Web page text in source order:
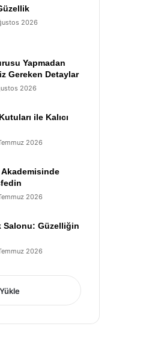
2026
Yapmadan
Gereken Detaylar
2026
ile Kalıcı
2026
2026
Salonu: Güzelliğin
2026